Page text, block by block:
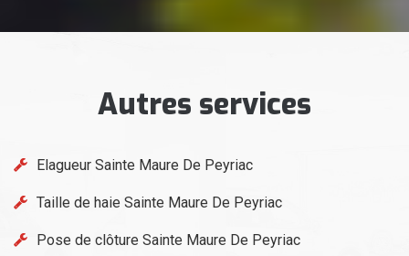
Autres services
Elagueur Sainte Maure De Peyriac
Taille de haie Sainte Maure De Peyriac
Pose de clôture Sainte Maure De Peyriac